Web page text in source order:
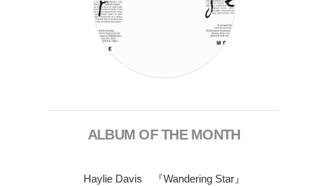
ALBUM OF THE MONTH
Haylie Davis 『Wandering Star』